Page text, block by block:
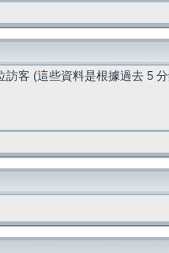
客 (這些資料是根據過去 5